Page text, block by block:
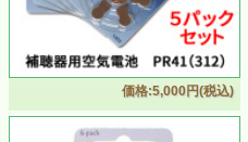
価格:5,000円(税込)